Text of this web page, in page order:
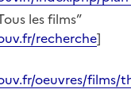
les films”
recherche]
oeuvres/films/